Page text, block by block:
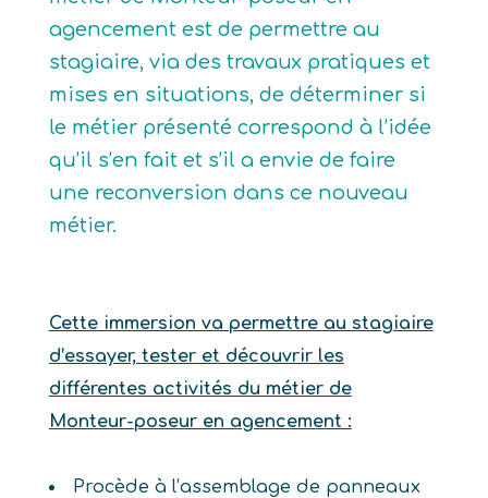
agencement est de permettre au
stagiaire, via des travaux pratiques et
mises en situations, de déterminer si
le métier présenté correspond à l’idée
qu’il s’en fait et s’il a envie de faire
une reconversion dans ce nouveau
métier.
Cette immersion va permettre au stagiaire
d’essayer, tester et découvrir les
différentes activités du métier de
Monteur-poseur en agencement :
Procède à l’assemblage de panneaux